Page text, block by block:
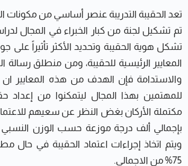
تعد الحقيبة التدريبة عنصر أساسي من مكونات
تم تشكيل لجنة من كبار الخبراء في المجال
تشكل هوية الحقيبة وتحديد الأكثر تأثيراً
المعايير الرئيسية للحقيبة، ومن منطلق رسالة
والاستدامة فإن الهدف من هذه المعايير
للمهتمين بهذا المجال ليتمكنوا من إعداد
مكتملة الأركان بغض النظر عن سعيهم
بإجمالي ألف درجة موزعة حسب الوزن النسبي
ويتم اتخاذ إجراءات اعتماد الحقيبة في حال
75% من الاجمالي.